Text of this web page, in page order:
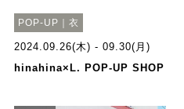
POP-UP｜衣
2024.09.26(木) - 09.30(月)
hinahina×L. POP-UP SHOP